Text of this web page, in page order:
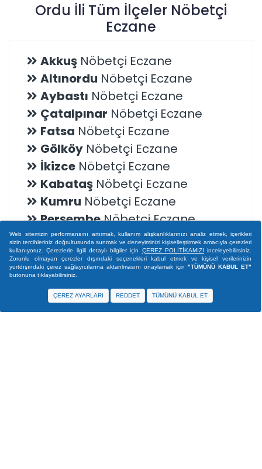
Ordu İli Tüm İlçeler Nöbetçi
Eczane
Akkuş Nöbetçi Eczane
Altınordu Nöbetçi Eczane
Aybastı Nöbetçi Eczane
Çatalpınar Nöbetçi Eczane
Fatsa Nöbetçi Eczane
Gölköy Nöbetçi Eczane
İkizce Nöbetçi Eczane
Kabataş Nöbetçi Eczane
Kumru Nöbetçi Eczane
PerşembeNöbetçi Eczane
UlubeyNöbetçi Eczane
ÜnyeNöbetçi Eczane
Web sitemizin performansını artırmak, kullanım alışkanlıklarınızı analiz etmek, içerikleri
sizin tercihleriniz doğrultusunda sunmak ve deneyiminizi kişiselleştirmek amacıyla çerezleri
kullanıyoruz. Çerezlerle ilgili detaylı bilgiler için ÇEREZ POLİTİKAMIZI inceleyebilirsiniz.
Zorunlu olmayan çerezler dışındaki seçenekleri kabul etmek ve kişisel verilerinizin
yurtdışındaki çerez sağlayıcılarına aktarılmasını onaylamak için "TÜMÜNÜ KABUL ET"
butonuna tıklayabilirsiniz.
ÇEREZ AYARLARI REDDET TÜMÜNÜ KABUL ET